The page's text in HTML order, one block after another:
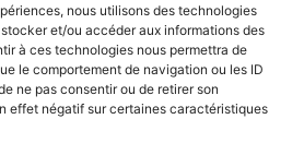
nous utilisons des technologies
et/ou accéder aux informations des
à ces technologies nous permettra de
le comportement de navigation ou les ID
ne pas consentir ou de retirer son
effet négatif sur certaines caractéristiques
nettoyage de votre cabinet
prenez un rendez-vous pour
estimation